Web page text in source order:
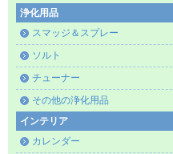
浄化用品
スマッジ＆スプレー
ソルト
チューナー
その他の浄化用品
インテリア
カレンダー